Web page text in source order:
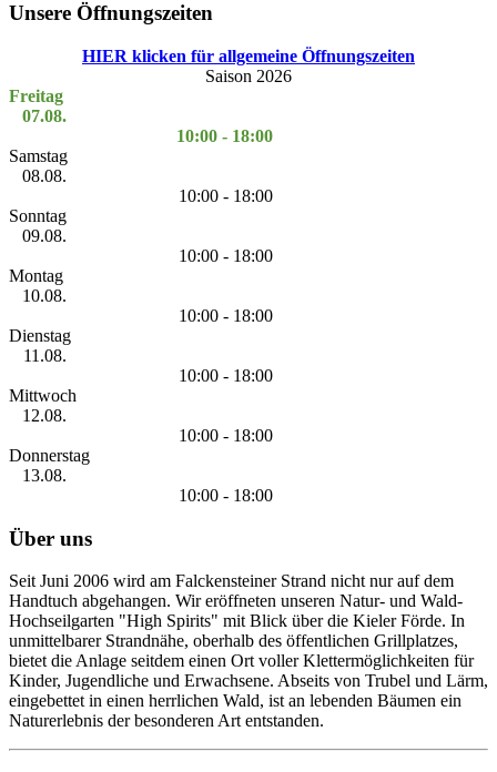
Unsere Öffnungszeiten
HIER klicken für allgemeine Öffnungszeiten
Saison 2026
Freitag
07.08.
10:00 - 18:00
Samstag
08.08.
10:00 - 18:00
Sonntag
09.08.
10:00 - 18:00
Montag
10.08.
10:00 - 18:00
Dienstag
11.08.
10:00 - 18:00
Mittwoch
12.08.
10:00 - 18:00
Donnerstag
13.08.
10:00 - 18:00
Über uns
Seit Juni 2006 wird am Falckensteiner Strand nicht nur auf dem
Handtuch abgehangen. Wir eröffneten unseren Natur- und Wald-
Hochseilgarten "High Spirits" mit Blick über die Kieler Förde. In
unmittelbarer Strandnähe, oberhalb des öffentlichen Grillplatzes,
bietet die Anlage seitdem einen Ort voller Klettermöglichkeiten für
Kinder, Jugendliche und Erwachsene. Abseits von Trubel und Lärm,
eingebettet in einen herrlichen Wald, ist an lebenden Bäumen ein
Naturerlebnis der besonderen Art entstanden.